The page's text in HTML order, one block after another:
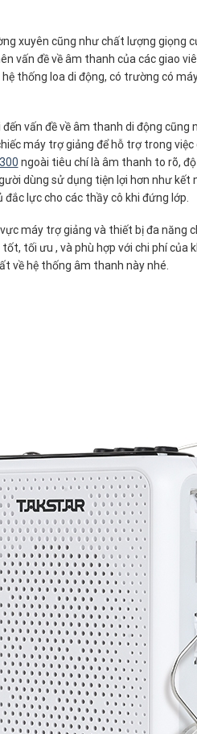
xuyên cũng như chất lượng giọng
vấn đề về âm thanh của các giao
thống loa di động, có trường có
vấn đề về âm thanh di động cũng
máy trợ giảng để hỗ trợ trong
ngoài tiêu chí là âm thanh to rõ,
dùng sử dụng tiện lợi hơn như kết
lực cho các thầy cô khi đứng lớp.
máy trợ giảng và thiết bị đa năng
tối ưu , và phù hợp với chi phí của
về hệ thống âm thanh này nhé.